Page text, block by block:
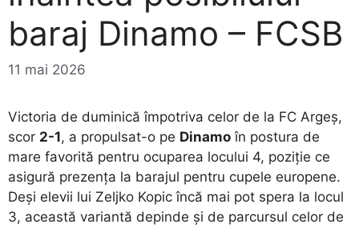
baraj Dinamo – FCSB
11 mai 2026
Victoria de duminică împotriva celor de la FC Argeș,
scor 2-1, a propulsat-o pe Dinamo în postura de
mare favorită pentru ocuparea locului 4, poziție ce
asigură prezența la barajul pentru cupele europene.
Deși elevii lui Zeljko Kopic încă mai pot spera la locul
3, această variantă depinde și de parcursul celor de